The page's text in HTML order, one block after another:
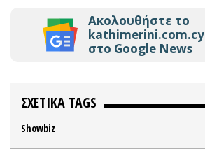
Ακολουθήστε το
kathimerini.com.cy
στο Google News
ΣΧΕΤΙΚΑ TAGS
Showbiz